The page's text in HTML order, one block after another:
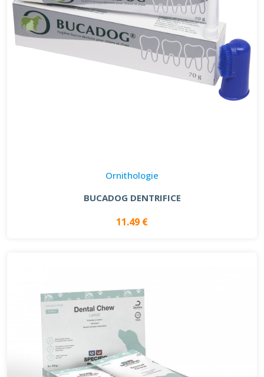
Ornithologie
BUCADOG DENTRIFICE
11.49 €